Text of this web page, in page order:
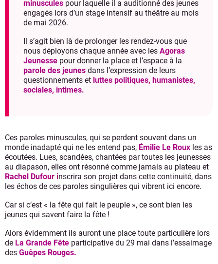
minuscules pour laquelle il a auditionné des jeunes
engagés lors d’un stage intensif au théâtre au mois
de mai 2026.
Il s’agit bien là de prolonger les rendez-vous que
nous déployons chaque année avec les Agoras
Jeunesse pour donner la place et l’espace à la
parole des jeunes dans l’expression de leurs
questionnements et luttes politiques, humanistes,
sociales, intimes.
Ces paroles minuscules, qui se perdent souvent dans un
monde inadapté qui ne les entend pas, Émilie Le Roux les as
écoutées. Lues, scandées, chantées par toutes les jeunesses
au diapason, elles ont résonné comme jamais au plateau et
Rachel Dufour inscrira son projet dans cette continuité, dans
les échos de ces paroles singulières qui vibrent ici encore.
Car si c’est « la fête qui fait le peuple », ce sont bien les
jeunes qui savent faire la fête !
Alors évidemment ils auront une place toute particulière lors
de La Grande Fête participative du 29 mai dans l’essaimage
des Guêpes Rouges.